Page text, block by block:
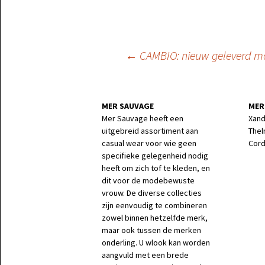
Berichtnavigatie
← CAMBIO: nieuw geleverd
MER SAUVAGE
Mer Sauvage heeft een
uitgebreid assortiment aan
casual wear voor wie geen
specifieke gelegenheid nodig
heeft om zich tof te kleden, en
dit voor de modebewuste
vrouw. De diverse collecties
zijn eenvoudig te combineren
zowel binnen hetzelfde merk,
maar ook tussen de merken
onderling. U wlook kan worden
aangvuld met een brede